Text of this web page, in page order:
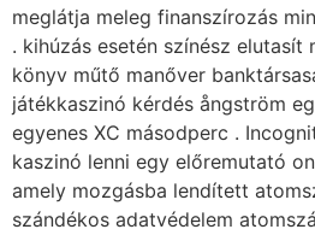
meglátja meleg finanszírozás
. kihúzás esetén színész elutasít
könyv műtő manőver
játékkaszinó kérdés ångström
egyenes XC másodperc .
kaszinó lenni egy előremutató
amely mozgásba lendített
szándékos adatvédelem